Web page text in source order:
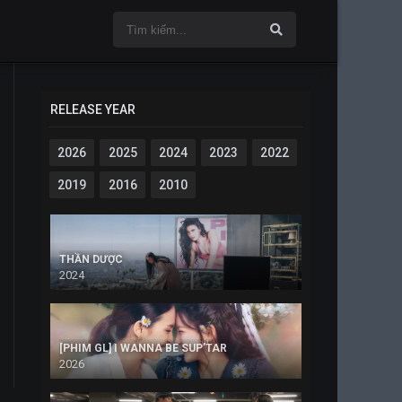
RELEASE YEAR
2026 2025 2024 2023 2022
2019 2016 2010
THẦN DƯỢC
2024
[PHIM GL] I WANNA BE SUP’TAR
2026